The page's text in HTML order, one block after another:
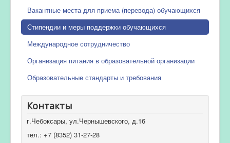
Вакантные места для приема (перевода) обучающихся
Стипендии и меры поддержки обучающихся
Международное сотрудничество
Организация питания в образовательной организации
Образовательные стандарты и требования
Контакты
г.Чебоксары, ул.Чернышевского, д.16
тел.: +7 (8352) 31-27-28